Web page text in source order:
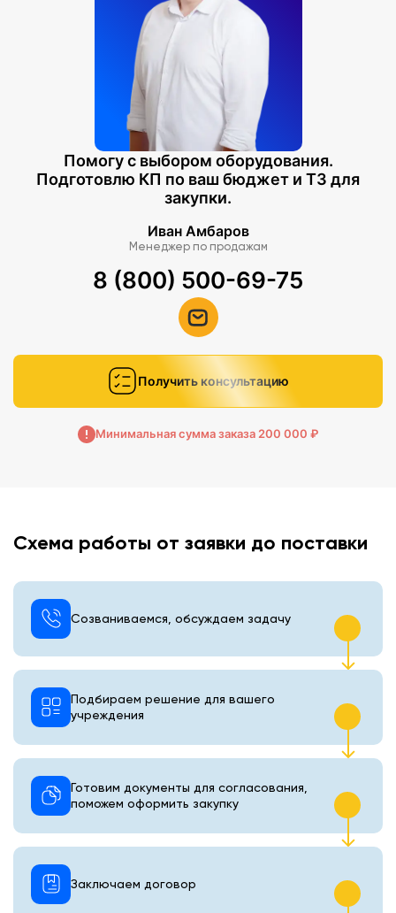
Помогу с выбором оборудования.
Подготовлю КП по ваш бюджет и ТЗ для
закупки.
Иван Амбаров
Менеджер по продажам
8 (800) 500-69-75
Получить консультацию
Минимальная сумма заказа 200 000 ₽
Схема работы от заявки до поставки
Созваниваемся, обсуждаем задачу
Подбираем решение для вашего
учреждения
Готовим документы для согласования,
поможем оформить закупку
Заключаем договор